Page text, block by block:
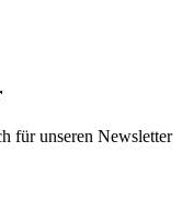
für unseren Newsletter